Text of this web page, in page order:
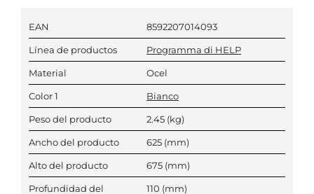
EAN 8592207014093
Línea de productos Programma di HELP
Material Ocel
Color 1 Bianco
Peso del producto 2.45 (kg)
Ancho del producto 625 (mm)
Alto del producto 675 (mm)
Profundidad del
110 (mm)